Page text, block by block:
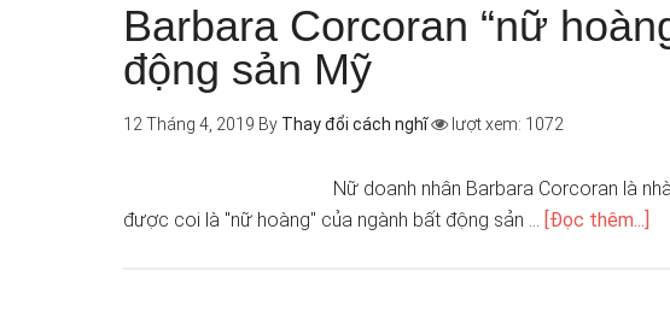
Barbara Corcoran “nữ
động sản Mỹ
12 Tháng 4, 2019 By Thay đổi cách nghĩ lượt xem: 1072
Nữ doanh nhân Barbara Corcoran là
được coi là "nữ hoàng" của ngành bất động sản … [Đọc thêm...]